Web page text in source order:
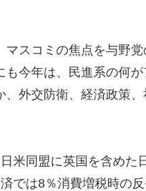
スコミの焦点を与野
今年は、民進系の何
外交防衛、経済政策
米同盟に英国を含めた
では8％消費増税時の